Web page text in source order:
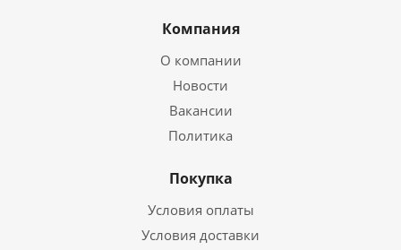
Компания
О компании
Новости
Вакансии
Политика
Покупка
Условия оплаты
Условия доставки